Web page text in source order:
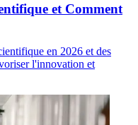
et Comment
en 2026 et des
l'innovation et